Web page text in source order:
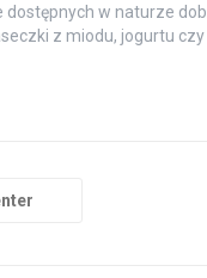
w naturze
z miodu, jogurtu